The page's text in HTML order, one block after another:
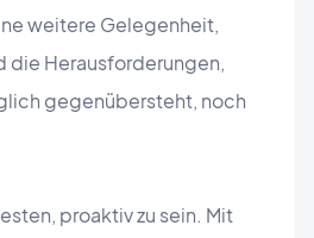
weitere Gelegenheit,
die Herausforderungen,
gegenübersteht, noch
proaktiv zu sein. Mit